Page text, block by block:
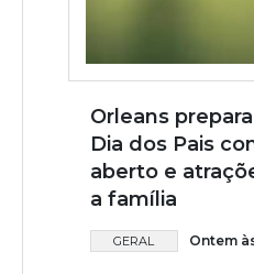
Orleans
Dia dos Pais
aberto e
a família
GERAL Ontem